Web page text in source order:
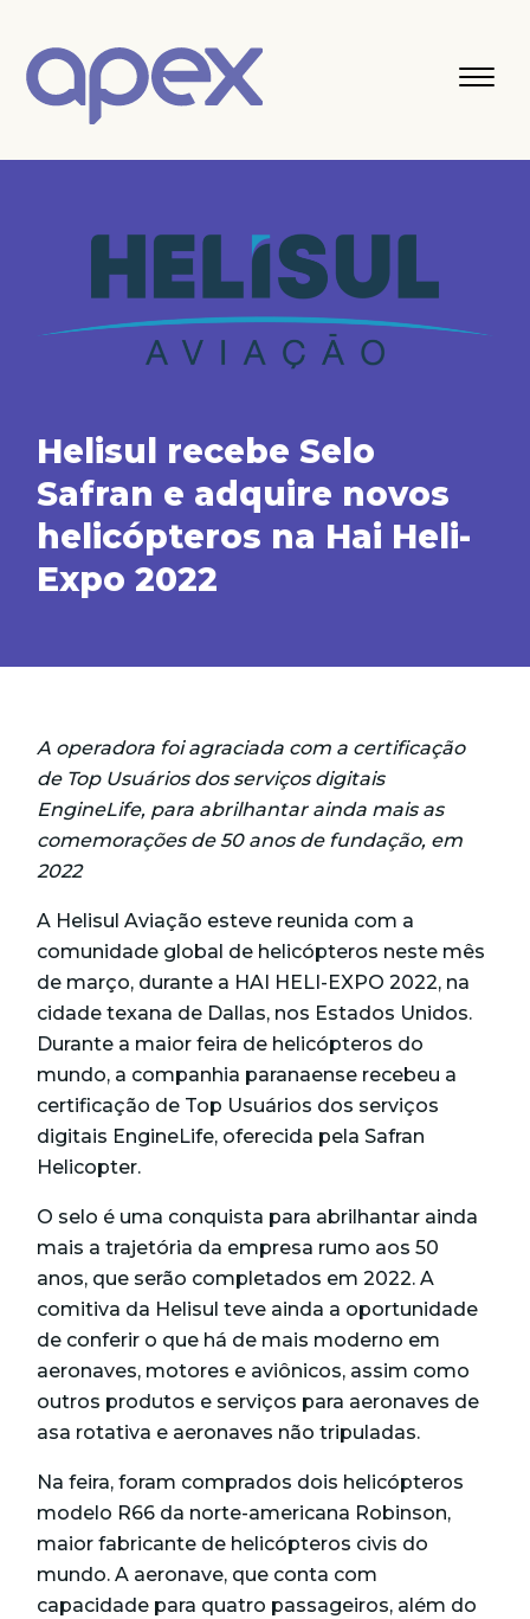
Helisul recebe Selo
Safran e adquire novos
helicópteros na Hai Heli-
Expo 2022
A operadora foi agraciada com a certificação
de Top Usuários dos serviços digitais
EngineLife, para abrilhantar ainda mais as
comemorações de 50 anos de fundação, em
2022
A Helisul Aviação esteve reunida com a
comunidade global de helicópteros neste mês
de março, durante a HAI HELI-EXPO 2022, na
cidade texana de Dallas, nos Estados Unidos.
Durante a maior feira de helicópteros do
mundo, a companhia paranaense recebeu a
certificação de Top Usuários dos serviços
digitais EngineLife, oferecida pela Safran
Helicopter.
O selo é uma conquista para abrilhantar ainda
mais a trajetória da empresa rumo aos 50
anos, que serão completados em 2022. A
comitiva da Helisul teve ainda a oportunidade
de conferir o que há de mais moderno em
aeronaves, motores e aviônicos, assim como
outros produtos e serviços para aeronaves de
asa rotativa e aeronaves não tripuladas.
Na feira, foram comprados dois helicópteros
modelo R66 da norte-americana Robinson,
maior fabricante de helicópteros civis do
mundo. A aeronave, que conta com
capacidade para quatro passageiros, além do